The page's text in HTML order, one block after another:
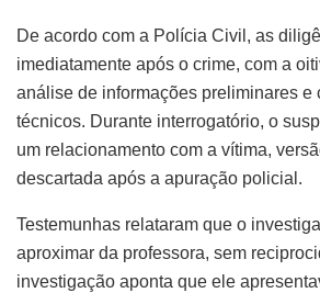
De acordo com a Polícia Civil, as
imediatamente após o crime, com a
análise de informações preliminares e
técnicos. Durante interrogatório, o
um relacionamento com a vítima,
descartada após a apuração policial.
Testemunhas relataram que o
aproximar da professora, sem
investigação aponta que ele